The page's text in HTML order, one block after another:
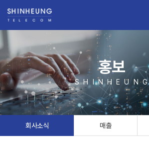
홍보
S H I N H E U N G
회사소식 매출